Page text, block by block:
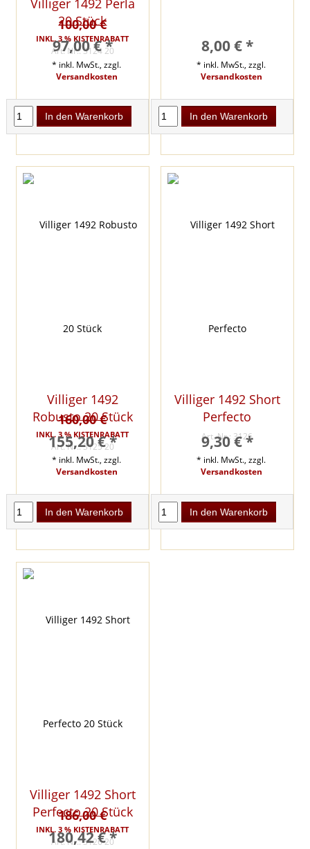
Villiger 1492 Perla
20 Stück
INKL. 3 % KISTENRABATT
Art. Nr.: 3124 20
97,00 € *
100,00 €
* inkl. MwSt., zzgl.
Versandkosten
In den Warenkorb
8,00 € *
* inkl. MwSt., zzgl.
Versandkosten
In den Warenkorb
Villiger 1492
Robusto 20 Stück
INKL. 3 % KISTENRABATT
Art. Nr.: 3125 20
155,20 € *
160,00 €
* inkl. MwSt., zzgl.
Versandkosten
In den Warenkorb
Villiger 1492 Short
Perfecto
Art. Nr.: 3126
9,30 € *
* inkl. MwSt., zzgl.
Versandkosten
In den Warenkorb
Villiger 1492 Short
Perfecto 20 Stück
INKL. 3 % KISTENRABATT
Art. Nr.: 3126 20
180,42 € *
186,00 €